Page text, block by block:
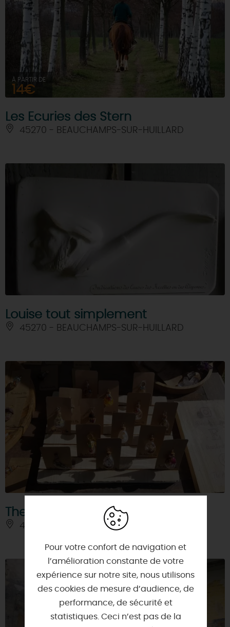
À PARTIR DE
14€
Les Ecuries des Stern
45270 - BEAUCHAMPS-SUR-HUILLARD
Louise tout simplement
45270 - BEAUCHAMPS-SUR-HUILLARD
The Artemis Fox
45270 - BEAUCHAMPS-SUR-HUILLARD
Pour votre confort de navigation et
l’amélioration constante de votre
expérience sur notre site, nous utilisons
des cookies de mesure d’audience, de
performance, de sécurité et
statistiques. Ceci n’est pas de la